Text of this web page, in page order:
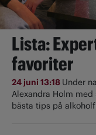
Lista:
favoriter
24 juni 13:18 Under
Alexandra Holm med
bästa tips på